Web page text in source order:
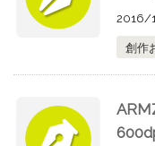
2016/
創作